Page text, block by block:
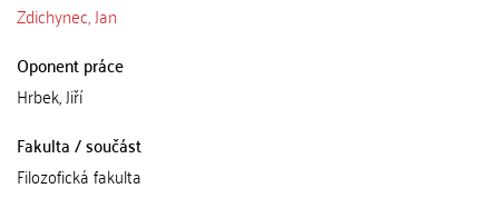
Zdichynec, Jan
Oponent práce
Hrbek, Jiří
Fakulta / součást
Filozofická fakulta